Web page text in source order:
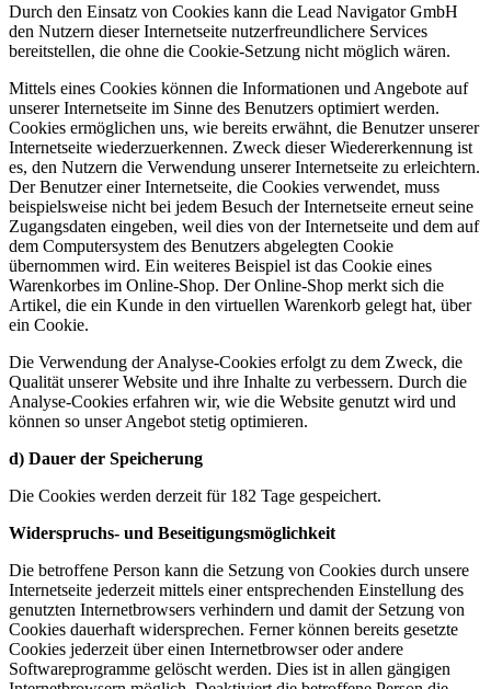
Durch den Einsatz von Cookies kann die Lead Navigator GmbH
den Nutzern dieser Internetseite nutzerfreundlichere Services
bereitstellen, die ohne die Cookie-Setzung nicht möglich wären.
Mittels eines Cookies können die Informationen und Angebote auf
unserer Internetseite im Sinne des Benutzers optimiert werden.
Cookies ermöglichen uns, wie bereits erwähnt, die Benutzer unserer
Internetseite wiederzuerkennen. Zweck dieser Wiedererkennung ist
es, den Nutzern die Verwendung unserer Internetseite zu erleichtern.
Der Benutzer einer Internetseite, die Cookies verwendet, muss
beispielsweise nicht bei jedem Besuch der Internetseite erneut seine
Zugangsdaten eingeben, weil dies von der Internetseite und dem auf
dem Computersystem des Benutzers abgelegten Cookie
übernommen wird. Ein weiteres Beispiel ist das Cookie eines
Warenkorbes im Online-Shop. Der Online-Shop merkt sich die
Artikel, die ein Kunde in den virtuellen Warenkorb gelegt hat, über
ein Cookie.
Die Verwendung der Analyse-Cookies erfolgt zu dem Zweck, die
Qualität unserer Website und ihre Inhalte zu verbessern. Durch die
Analyse-Cookies erfahren wir, wie die Website genutzt wird und
können so unser Angebot stetig optimieren.
d) Dauer der Speicherung
Die Cookies werden derzeit für 182 Tage gespeichert.
Widerspruchs- und Beseitigungsmöglichkeit
Die betroffene Person kann die Setzung von Cookies durch unsere
Internetseite jederzeit mittels einer entsprechenden Einstellung des
genutzten Internetbrowsers verhindern und damit der Setzung von
Cookies dauerhaft widersprechen. Ferner können bereits gesetzte
Cookies jederzeit über einen Internetbrowser oder andere
Softwareprogramme gelöscht werden. Dies ist in allen gängigen